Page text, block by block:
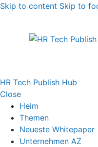
Skip to content Skip to
HR Tech Publish Hub
Close
Heim
Themen
Neueste Whitepaper
Unternehmen AZ